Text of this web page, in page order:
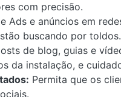
com precisão.
Ads e anúncios em
buscando por toldos.
de blog, guias e
da instalação, e
Permita que os